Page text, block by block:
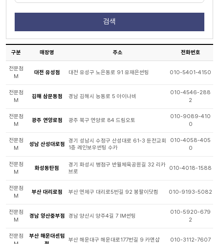
구분 매장명 주소 전화번호
전문점
M
대전 유성점 대전 유성구 노은동로 91 유재은썬팅 010-5401-4150
전문점
M
김해 삼문동점 경남 김해시 능동로 5 아이나비
010-4546-288
2
전문점
M
광주 연양로점 광주 북구 연양로 84 드림오토
010-9089-410
0
전문점
M
성남 산성대로점
경기 성남시 수정구 산성대로 61-3 둔전교회
1층 레인보우썬팅 수카
010-4058-405
0
전문점
M
화성동탄점
경기 화성시 병점구 반월체육공원길 32 리카
브로
010-4018-1588
전문점
M
부산 대리로점 부산 연제구 대리로5번길 92 봉팔이닷컴 010-9193-5082
전문점
M
경남 양산중부점 경남 양산시 양주4길 7 IM썬팅
010-5920-679
2
전문점
부산 해운대센텀
부산 해운대구 해운대로177번길 9 카앤샵 010-3112-7607